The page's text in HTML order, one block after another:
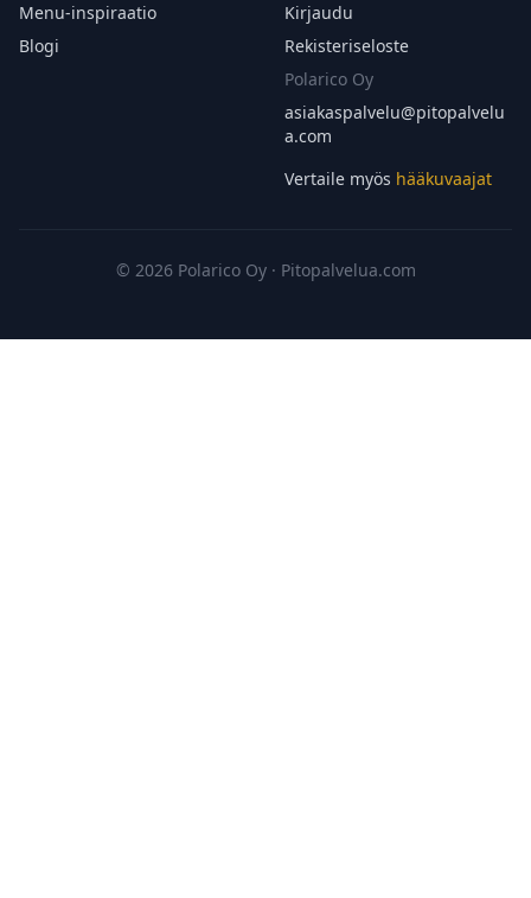
Menu-inspiraatio
Blogi
Kirjaudu
Rekisteriseloste
Polarico Oy
asiakaspalvelu@pitopalvelu
a.com
Vertaile myös hääkuvaajat
© 2026 Polarico Oy · Pitopalvelua.com